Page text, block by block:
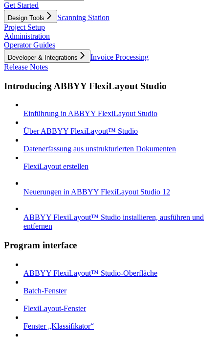
Get Started
Design Tools
Scanning Station
Project Setup
Administration
Operator Guides
Developer & Integrations
Invoice Processing
Release Notes
Introducing ABBYY FlexiLayout Studio
Einführung in ABBYY FlexiLayout Studio
Über ABBYY FlexiLayout™ Studio
Datenerfassung aus unstrukturierten Dokumenten
FlexiLayout erstellen
Neuerungen in ABBYY FlexiLayout Studio 12
ABBYY FlexiLayout™ Studio installieren, ausführen und
entfernen
Program interface
ABBYY FlexiLayout™ Studio-Oberfläche
Batch-Fenster
FlexiLayout-Fenster
Fenster „Klassifikator“